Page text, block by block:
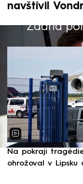
navštívil
Žádná
Výběr redakce
Na pokraji
ohrožoval v Lipsku